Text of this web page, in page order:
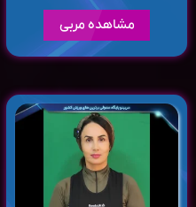
مشاهده مربی